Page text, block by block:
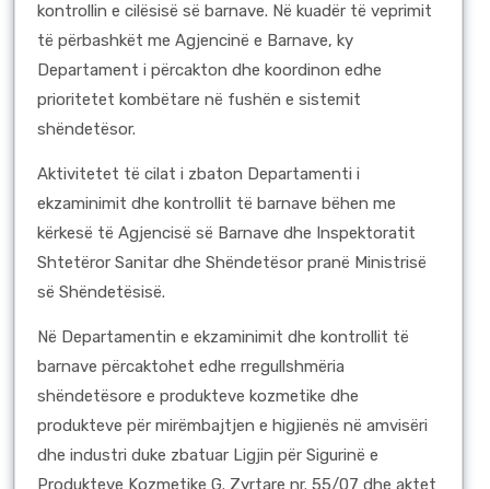
kontrollin e cilësisë së barnave. Në kuadër të veprimit
të përbashkët me Agjencinë e Barnave, ky
Departament i përcakton dhe koordinon edhe
prioritetet kombëtare në fushën e sistemit
shëndetësor.
Aktivitetet të cilat i zbaton Departamenti i
ekzaminimit dhe kontrollit të barnave bëhen me
kërkesë të Agjencisë së Barnave dhe Inspektoratit
Shtetëror Sanitar dhe Shëndetësor pranë Ministrisë
së Shëndetësisë.
Në Departamentin e ekzaminimit dhe kontrollit të
barnave përcaktohet edhe rregullshmëria
shëndetësore e produkteve kozmetike dhe
produkteve për mirëmbajtjen e higjienës në amvisëri
dhe industri duke zbatuar Ligjin për Sigurinë e
Produkteve Kozmetike G. Zyrtare nr. 55/07 dhe aktet